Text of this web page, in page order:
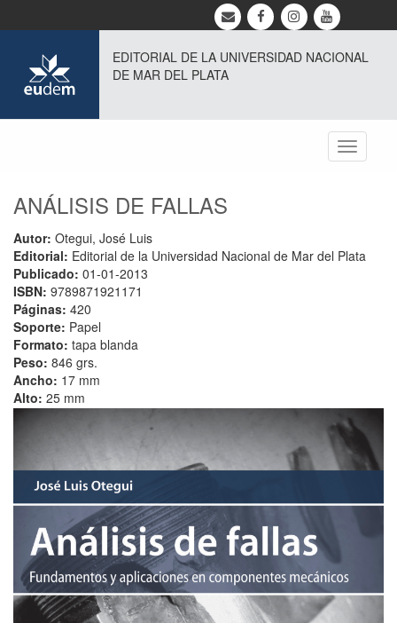
EDITORIAL DE LA UNIVERSIDAD NACIONAL
DE MAR DEL PLATA
Toggle
ANÁLISIS DE FALLAS
Autor: Otegui, José Luis
Editorial: Editorial de la Universidad Nacional de Mar del Plata
Publicado: 01-01-2013
ISBN: 9789871921171
Páginas: 420
Soporte: Papel
Formato: tapa blanda
Peso: 846 grs.
Ancho: 17 mm
Alto: 25 mm